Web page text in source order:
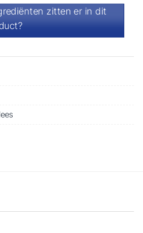
zitten er in dit